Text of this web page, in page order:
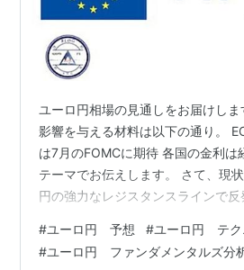
ユーロ円相場の見通しをお届けし
影響を与える材料は以下の通り。
は7月のFOMCに期待 各国の金利は
テーマでお伝えします。 さて、現
円の強力なレジスタンスラインで反
転換になりやすいポイントとなりま
での積極的なトレードは控え、様子
#ユーロ円 予想 #ユーロ円 テク
#ユーロ円 ファンダメンタルズ分